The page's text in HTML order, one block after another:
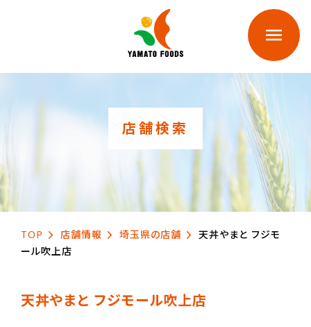
店舗検索
TOP 店舗情報 埼玉県の店舗
天丼やまと フジモ
ール吹上店
天丼やまと フジモール吹上店